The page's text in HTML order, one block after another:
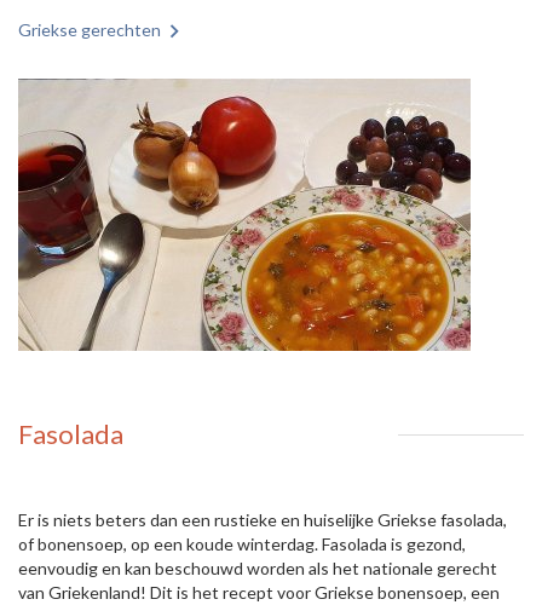
Griekse gerechten
Fasolada
Er is niets beters dan een rustieke en huiselijke Griekse fasolada,
of bonensoep, op een koude winterdag. Fasolada is gezond,
eenvoudig en kan beschouwd worden als het nationale gerecht
van Griekenland! Dit is het recept voor Griekse bonensoep, een